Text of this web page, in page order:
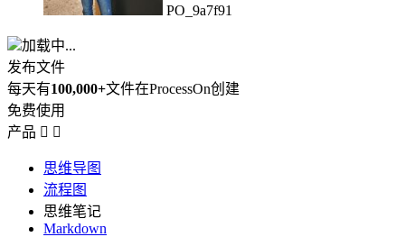
PO_9a7f91
加载中...
发布文件
每天有100,000+文件在ProcessOn创建
免费使用
产品  
思维导图
流程图
思维笔记
Markdown